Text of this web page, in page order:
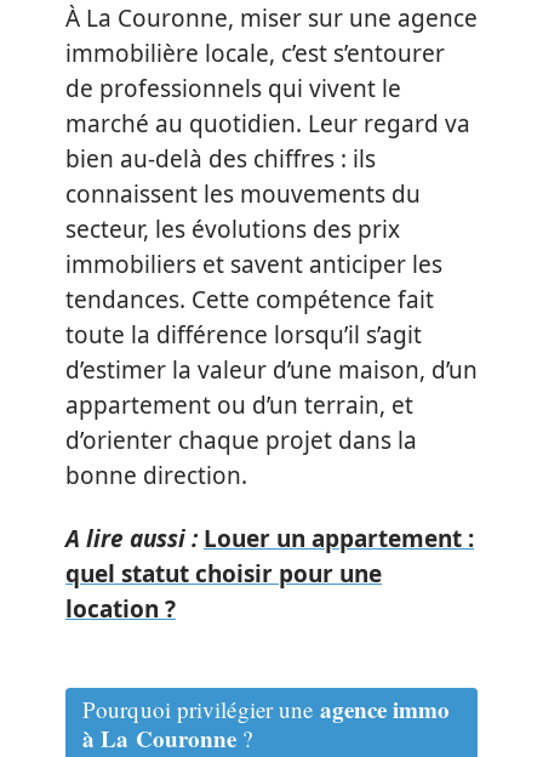
À La Couronne, miser sur une agence
immobilière locale, c’est s’entourer
de professionnels qui vivent le
marché au quotidien. Leur regard va
bien au-delà des chiffres : ils
connaissent les mouvements du
secteur, les évolutions des prix
immobiliers et savent anticiper les
tendances. Cette compétence fait
toute la différence lorsqu’il s’agit
d’estimer la valeur d’une maison, d’un
appartement ou d’un terrain, et
d’orienter chaque projet dans la
bonne direction.
A lire aussi : Louer un appartement :
quel statut choisir pour une
location ?
Pourquoi privilégier une agence immo
à La Couronne ?